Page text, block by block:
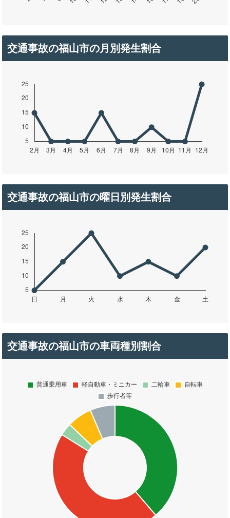
交通事故の福山市の月別発生割合
交通事故の福山市の曜日別発生割合
交通事故の福山市の車両種別割合